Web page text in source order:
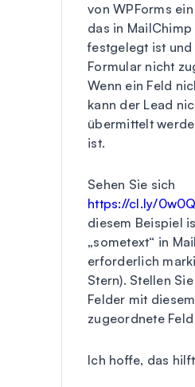
von WPForms
das in
festgelegt ist und
Formular nicht
Wenn ein Feld
kann der Lead
übermittelt
ist.
Sehen Sie sich
https://cl.ly/
diesem Beispiel
„sometext“ in
erforderlich
Stern). Stellen
Felder mit
zugeordnete
Ich hoffe, das